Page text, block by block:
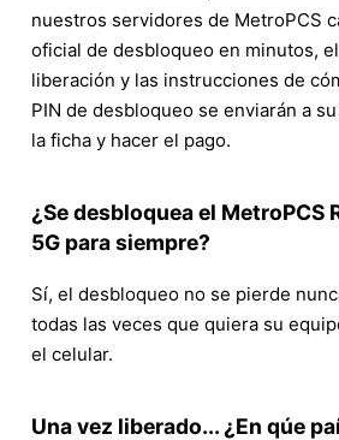
nuestros servidores de MetroPCS
oficial de desbloqueo en minutos,
liberación y las instrucciones de
PIN de desbloqueo se enviarán a
la ficha y hacer el pago.
¿Se desbloquea el MetroPCS
5G para siempre?
Sí, el desbloqueo no se pierde
todas las veces que quiera su
el celular.
Una vez liberado... ¿En qúe